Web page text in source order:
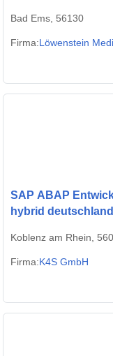
Bad Ems, 56130
Firma:Löwenstein
SAP ABAP
hybrid
Koblenz am Rhein,
Firma:K4S GmbH